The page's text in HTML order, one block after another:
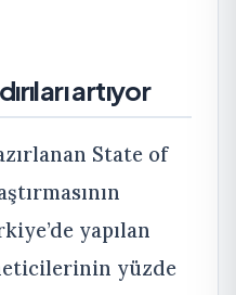
artıyor
State of
yapılan
yüzde